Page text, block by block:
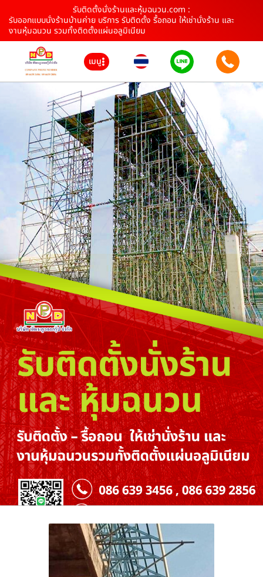
รับติดตั้งนั่งร้านและหุ้มฉนวน.com :
รับออกแบบนั่งร้านบ้านค่าย บริการ รับติดตั้ง รื้อถอน ให้เช่านั่งร้าน และ
งานหุ้มฉนวน รวมทั้งติดตั้งแผ่นอลูมิเนียม
เมนู